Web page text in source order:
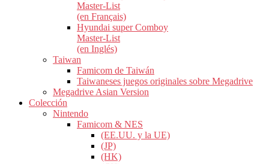
Master-List
(en Français)
Hyundai super Comboy
Master-List
(en Inglés)
Taiwan
Famicom de Taiwán
Taiwaneses juegos originales sobre Megadrive
Megadrive Asian Version
Colección
Nintendo
Famicom & NES
(EE.UU. y la UE)
(JP)
(HK)